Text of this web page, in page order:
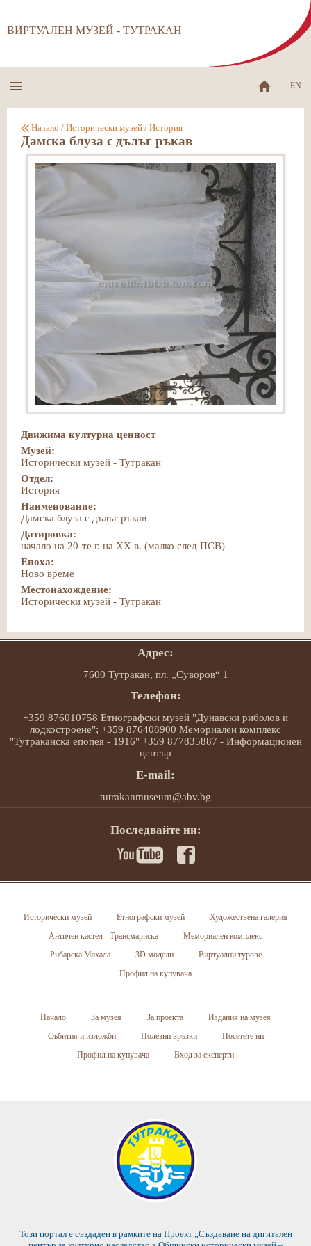
ВИРТУАЛЕН МУЗЕЙ - ТУТРАКАН
EN
Начало / Исторически музей / История
Дамска блуза с дълъг ръкав
Движима културна ценност
Музей:
Исторически музей - Тутракан
Отдел:
История
Наименование:
Дамска блуза с дълъг ръкав
Датировка:
начало на 20-те г. на ХХ в. (малко след ПСВ)
Епоха:
Ново време
Местонахождение:
Исторически музей - Тутракан
Адрес:
7600 Тутракан, пл. „Суворов“ 1
Телефон:
+359 876010758 Етнографски музей "Дунавски риболов и
лодкостроене"; +359 876408900 Мемориален комплекс
"Тутраканска епопея - 1916" +359 877835887 - Информационен
център
E-mail:
tutrakanmuseum@abv.bg
Последвайте ни:
Исторически музей Етнографски музей
Художествена галерия
Античен кастел - Трансмариска
Мемориален комплекс
Рибарска Махала
3D модели
Виртуални турове
Профил на купувача
Начало За музея За проекта
Издания на музея
Събития и изложби
Полезни връзки
Посетете ни
Профил на купувача
Вход за експерти
Този портал е създаден в рамките на Проект „Създаване на дигитален